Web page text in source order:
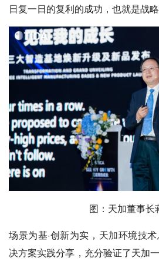
日复一日的复利的成功，也就是战略
图：天加董事长
场景为基·创新为实，天加环境技
决方案实践分享，充分验证了天加